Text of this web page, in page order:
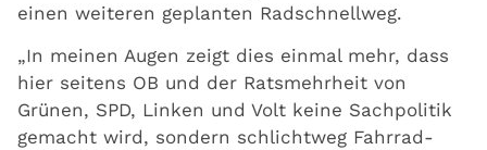
einen weiteren geplanten Radschnellweg.
„In meinen Augen zeigt dies einmal mehr, dass
hier seitens OB und der Ratsmehrheit von
Grünen, SPD, Linken und Volt keine Sachpolitik
gemacht wird, sondern schlichtweg Fahrrad-